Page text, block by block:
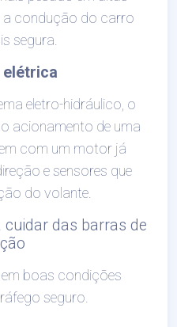
a condução do carro
segura.
elétrica
eletro-hidráulico, o
acionamento de uma
com um motor já
e sensores que
do volante.
cuidar das barras de